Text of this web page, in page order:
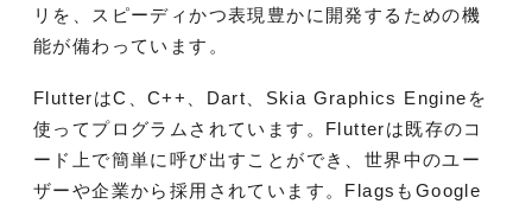
リを、スピーディかつ表現豊かに開発するための機
能が備わっています。
FlutterはC、C++、Dart、Skia Graphics Engineを
使ってプログラムされています。Flutterは既存のコ
ード上で簡単に呼び出すことができ、世界中のユー
ザーや企業から採用されています。FlagsもGoogle